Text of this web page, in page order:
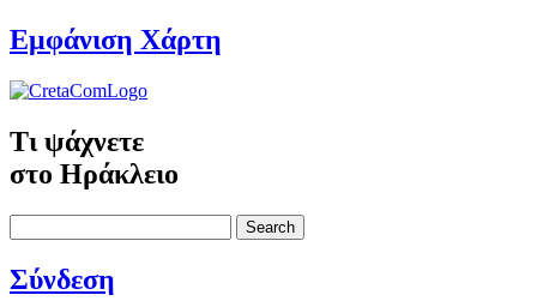
Εμφάνιση Χάρτη
Τι ψάχνετε
στο Ηράκλειο
Search
Σύνδεση